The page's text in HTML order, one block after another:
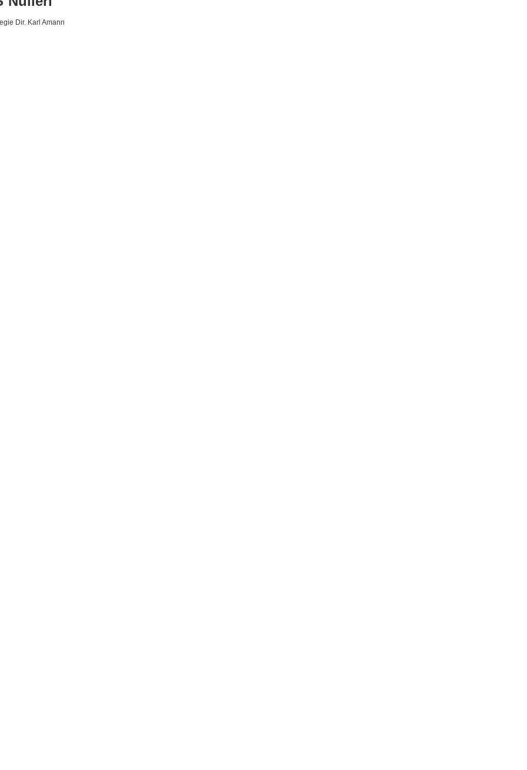
Dir. Karl Amann